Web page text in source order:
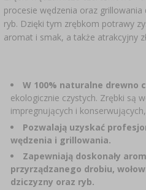
PEKLE, MARYNATY I ZIOŁA
LITERATURA
AROMATY DYMU
MIERNIKI, WSKAŹNIKI
GĄSIORY
REGAŁY
AROMATYZACJA
SUBSTANCJE DODATKOWE
ETYKIETY
LITERATURA
GADŻETY DOMOWE
procesie wędzenia oraz
ryb. Dzięki tym zrębkom potrawy
aromat i smak, a także atrakcyjny
W 100% naturalne drewno
ekologicznie czystych. Zrębki są
impregnujących i
Pozwalają uzyskać
wędzenia i grillowania.
Zapewniają doskonały
przyrządzanego drobiu,
dziczyzny oraz ryb.